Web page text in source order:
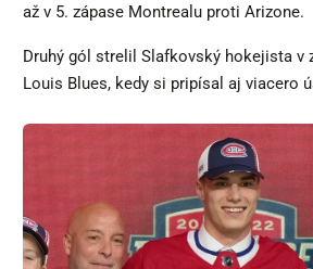
až v 5. zápase Montrealu proti Arizone.
Druhý gól strelil Slafkovský hokejista v
Louis Blues, kedy si pripísal aj viacero